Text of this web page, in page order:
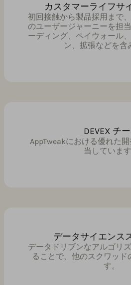
カスタマーライフサ
初回接触から製品採用まで
のユーザージャーニーを担
ーディング、ペイウォール
ン、拡張などを含
DEVEX チ
AppTweakにおける優れた
当しています
データサイエンス
データドリブンなアルゴリ
ることで、他のスクワッド
す。